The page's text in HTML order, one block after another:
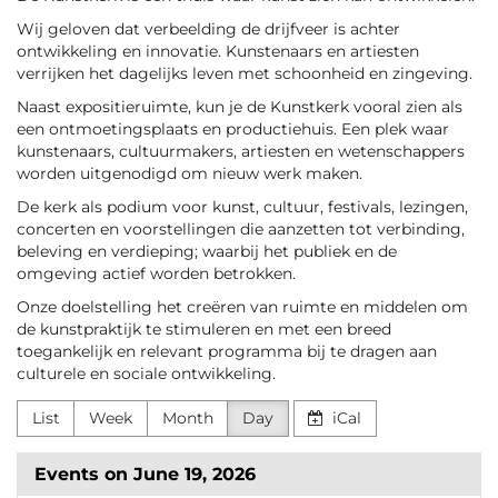
Wij geloven dat verbeelding de drijfveer is achter
ontwikkeling en innovatie. Kunstenaars en artiesten
verrijken het dagelijks leven met schoonheid en zingeving.
Naast expositieruimte, kun je de Kunstkerk vooral zien als
een ontmoetingsplaats en productiehuis. Een plek waar
kunstenaars, cultuurmakers, artiesten en wetenschappers
worden uitgenodigd om nieuw werk maken.
De kerk als podium voor kunst, cultuur, festivals, lezingen,
concerten en voorstellingen die aanzetten tot verbinding,
beleving en verdieping; waarbij het publiek en de
omgeving actief worden betrokken.
Onze doelstelling het creëren van ruimte en middelen om
de kunstpraktijk te stimuleren en met een breed
toegankelijk en relevant programma bij te dragen aan
culturele en sociale ontwikkeling.
List Week Month Day iCal
Events on June 19, 2026